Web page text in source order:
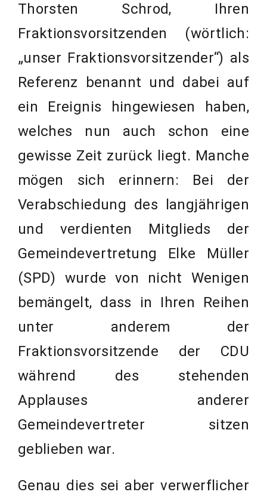
Thorsten Schrod, Ihren
Fraktionsvorsitzenden (wörtlich:
„unser Fraktionsvorsitzender“) als
Referenz benannt und dabei auf
ein Ereignis hingewiesen haben,
welches nun auch schon eine
gewisse Zeit zurück liegt. Manche
mögen sich erinnern: Bei der
Verabschiedung des langjährigen
und verdienten Mitglieds der
Gemeindevertretung Elke Müller
(SPD) wurde von nicht Wenigen
bemängelt, dass in Ihren Reihen
unter anderem der
Fraktionsvorsitzende der CDU
während des stehenden
Applauses anderer
Gemeindevertreter sitzen
geblieben war.
Genau dies sei aber verwerflicher